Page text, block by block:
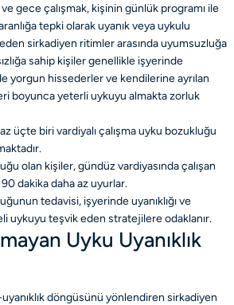
gece çalışmak, kişinin günlük programı ile
tepki olarak uyanık veya uykulu
sirkadiyen ritimler arasında uyumsuzluğa
sahip kişiler genellikle işyerinde
yorgun hissederler ve kendilerine ayrılan
boyunca yeterli uykuyu almakta zorluk
az üçte biri vardiyalı çalışma uyku bozukluğu
olan kişiler, gündüz vardiyasında çalışan
dakika daha az uyurlar.
tedavisi, işyerinde uyanıklığı ve
uykuyu teşvik eden stratejilere odaklanır.
Uyku Uyanıklık
döngüsünü yönlendiren sirkadiyen